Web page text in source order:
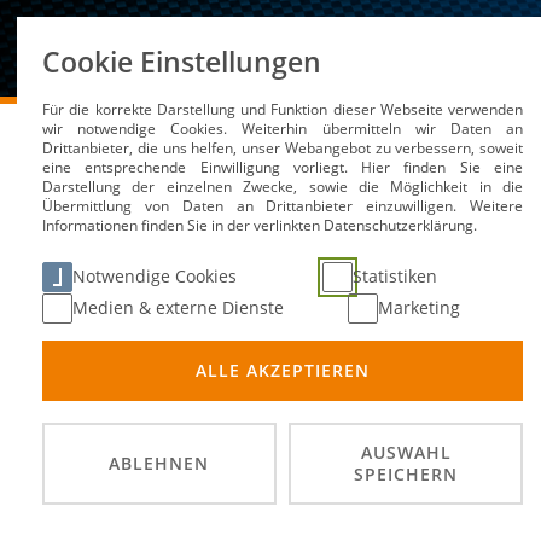
DMSB Medien / Service Kalender SK/FL
SK/FL Enduro/Trial (A)
03.
Cookie Einstellungen
Für die korrekte Darstellung und Funktion dieser Webseite verwenden
wir notwendige Cookies. Weiterhin übermitteln wir Daten an
Drittanbieter, die uns helfen, unser Webangebot zu verbessern, soweit
eine entsprechende Einwilligung vorliegt. Hier finden Sie eine
Darstellung der einzelnen Zwecke, sowie die Möglichkeit in die
Übermittlung von Daten an Drittanbieter einzuwilligen. Weitere
Informationen finden Sie in der verlinkten Datenschutzerklärung.
Notwendige Cookies
Statistiken
Medien & externe Dienste
Marketing
ALLE AKZEPTIEREN
ABLEHNEN
AUSWAHL
SPEICHERN